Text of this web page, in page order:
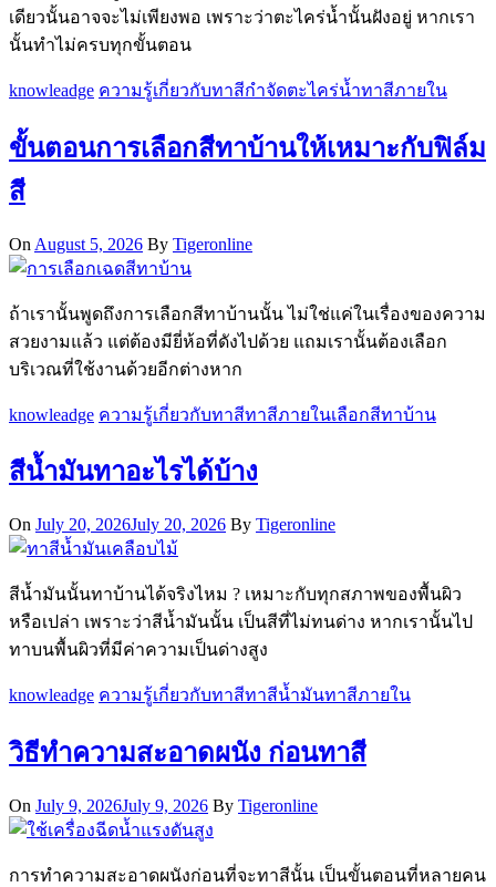
เดียวนั้นอาจจะไม่เพียงพอ เพราะว่าตะไคร่น้ำนั้นฝังอยู่ หากเรา
นั้นทำไม่ครบทุกขั้นตอน
knowleadge ความรู้เกี่ยวกับทาสีกำจัดตะไคร่น้ำทาสีภายใน
ขั้นตอนการเลือกสีทาบ้านให้เหมาะกับฟิล์ม
สี
On August 5, 2026 By Tigeronline
ถ้าเรานั้นพูดถึงการเลือกสีทาบ้านนั้น ไม่ใช่แค่ในเรื่องของความ
สวยงามแล้ว แต่ต้องมียี่ห้อที่ดังไปด้วย แถมเรานั้นต้องเลือก
บริเวณที่ใช้งานด้วยอีกต่างหาก
knowleadge ความรู้เกี่ยวกับทาสีทาสีภายในเลือกสีทาบ้าน
สีน้ำมันทาอะไรได้บ้าง
On July 20, 2026July 20, 2026 By Tigeronline
สีน้ำมันนั้นทาบ้านได้จริงไหม ? เหมาะกับทุกสภาพของพื้นผิว
หรือเปล่า เพราะว่าสีน้ำมันนั้น เป็นสีที่ไม่ทนด่าง หากเรานั้นไป
ทาบนพื้นผิวที่มีค่าความเป็นด่างสูง
knowleadge ความรู้เกี่ยวกับทาสีทาสีน้ำมันทาสีภายใน
วิธีทำความสะอาดผนัง ก่อนทาสี
On July 9, 2026July 9, 2026 By Tigeronline
การทำความสะอาดผนังก่อนที่จะทาสีนั้น เป็นขั้นตอนที่หลายคน